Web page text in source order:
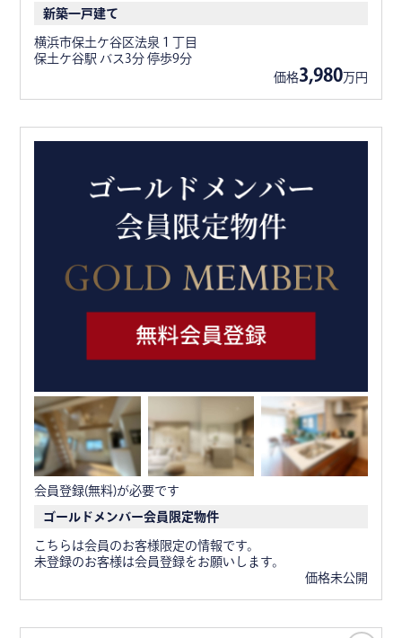
新築一戸建て
横浜市保土ケ谷区法泉１丁目
保土ケ谷駅 バス3分 停歩9分
価格3,980万円
会員登録(無料)が必要です
ゴールドメンバー会員限定物件
こちらは会員のお客様限定の情報です。
未登録のお客様は会員登録をお願いします。
価格未公開